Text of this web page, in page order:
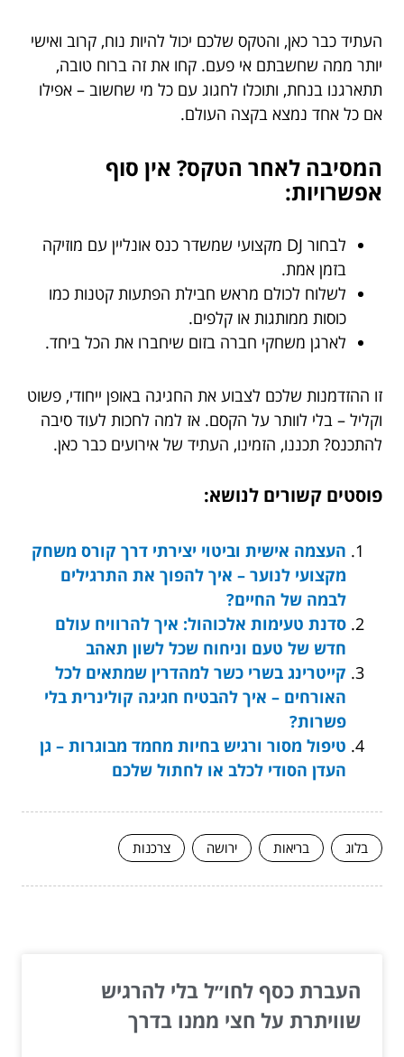
העתיד כבר כאן, והטקס שלכם יכול להיות נוח, קרוב ואישי
יותר ממה שחשבתם אי פעם. קחו את זה ברוח טובה,
תתארגנו בנחת, ותוכלו לחגוג עם כל מי שחשוב – אפילו
אם כל אחד נמצא בקצה העולם.
המסיבה לאחר הטקס? אין סוף
אפשרויות:
לבחור DJ מקצועי שמשדר כנס אונליין עם מוזיקה
בזמן אמת.
לשלוח לכולם מראש חבילת הפתעות קטנות כמו
כוסות ממותגות או קלפים.
לארגן משחקי חברה בזום שיחברו את הכל ביחד.
זו ההזדמנות שלכם לצבוע את החגיגה באופן ייחודי, פשוט
וקליל – בלי לוותר על הקסם. אז למה לחכות לעוד סיבה
להתכנס? תכננו, הזמינו, העתיד של אירועים כבר כאן.
פוסטים קשורים לנושא:
העצמה אישית וביטוי יצירתי דרך קורס משחק
מקצועי לנוער – איך להפוך את התרגילים
לבמה של החיים?
סדנת טעימות אלכוהול: איך להרוויח עולם
חדש של טעם וניחוח שכל לשון תאהב
קייטרינג בשרי כשר למהדרין שמתאים לכל
האורחים – איך להבטיח חגיגה קולינרית בלי
פשרות?
טיפול מסור ורגיש בחיות מחמד מבוגרות – גן
העדן הסודי לכלב או לחתול שלכם
בלוג בריאות ירושה צרכנות
העברת כסף לחו״ל בלי להרגיש
שוויתרת על חצי ממנו בדרך